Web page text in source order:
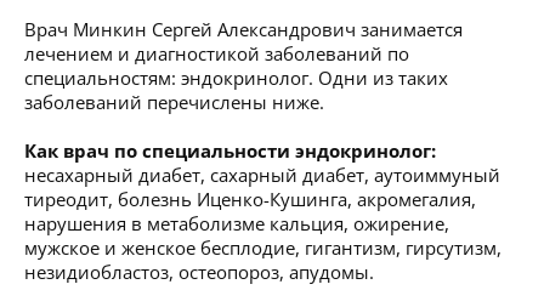
Врач Минкин Сергей Александрович занимается
лечением и диагностикой заболеваний по
специальностям: эндокринолог. Одни из таких
заболеваний перечислены ниже.
Как врач по специальности эндокринолог:
несахарный диабет, сахарный диабет, аутоиммуный
тиреодит, болезнь Иценко-Кушинга, акромегалия,
нарушения в метаболизме кальция, ожирение,
мужское и женское бесплодие, гигантизм, гирсутизм,
незидиобластоз, остеопороз, апудомы.